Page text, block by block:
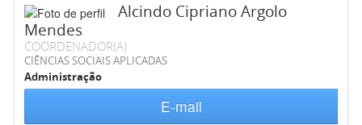
Alcindo Cipriano Argolo
Mendes
COORDENADOR(A)
CIÊNCIAS SOCIAIS APLICADAS
Administração
E-mail